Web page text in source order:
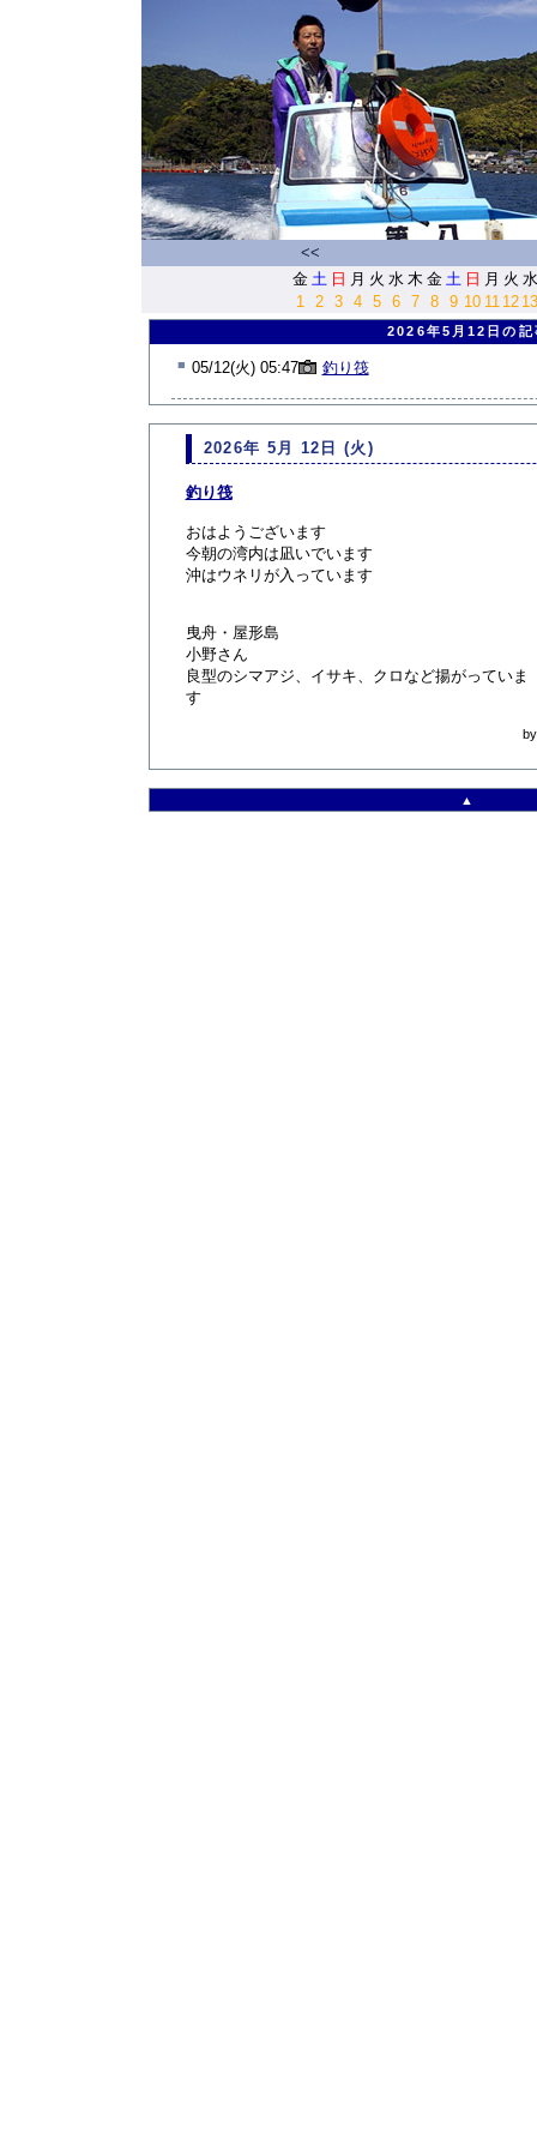
<<
金 土 日 月 火 水 木 金 土 日 月 火 水
1
2 3 4 5 6 7 8 9 10 11 12 13
2026年5月12日の記
■ 05/12(火) 05:47 釣り筏
2026年 5月 12日 (火)
釣り筏
おはようございます
今朝の湾内は凪いでいます
沖はウネリが入っています
曳舟・屋形島
小野さん
良型のシマアジ、イサキ、クロなど揚がっていま
す
▲